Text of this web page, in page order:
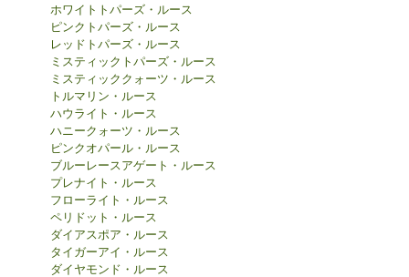
ホワイトトパーズ・ルース
ピンクトパーズ・ルース
レッドトパーズ・ルース
ミスティックトパーズ・ルース
ミスティッククォーツ・ルース
トルマリン・ルース
ハウライト・ルース
ハニークォーツ・ルース
ピンクオパール・ルース
ブルーレースアゲート・ルース
プレナイト・ルース
フローライト・ルース
ペリドット・ルース
ダイアスポア・ルース
タイガーアイ・ルース
ダイヤモンド・ルース